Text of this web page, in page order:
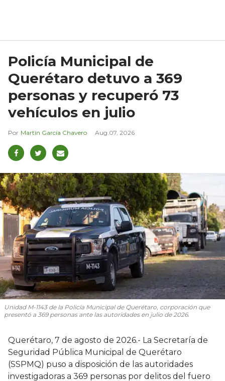
Policía Municipal de
Querétaro detuvo a 369
personas y recuperó 73
vehículos en julio
Martín García Chavero Aug 07, 2026
Unidad M-1143 de la Policía Municipal de Querétaro, corporación que
presentó a 369 personas ante las autoridades en julio de 2026.
Querétaro, 7 de agosto de 2026.- La Secretaría de
Seguridad Pública Municipal de Querétaro
(SSPMQ) puso a disposición de las autoridades
investigadoras a 369 personas por delitos del fuero